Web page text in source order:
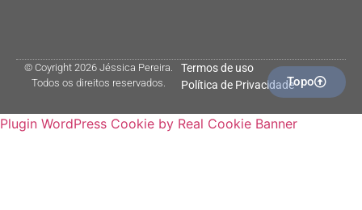
© Coyright 2026 Jéssica Pereira.
Todos os direitos reservados.
Termos de uso
Política de PrivacidadeTopo
Plugin WordPress Cookie by Real Cookie Banner